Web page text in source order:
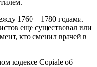
1760 – 1780 годами.
еще существовал или
кто сменил врачей в
кодексе Copiale об